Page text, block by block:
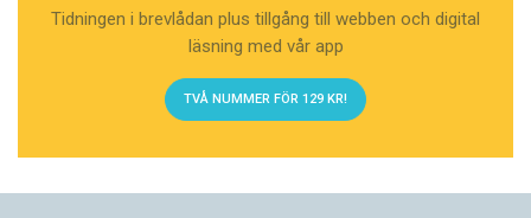
Tidningen i brevlådan plus tillgång till webben och digital
läsning med vår app
TVÅ NUMMER FÖR 129 KR!